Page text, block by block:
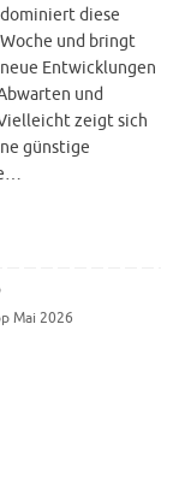
dominiert diese
Woche und bringt
neue Entwicklungen
und
zeigt sich
günstige
Mai 2026